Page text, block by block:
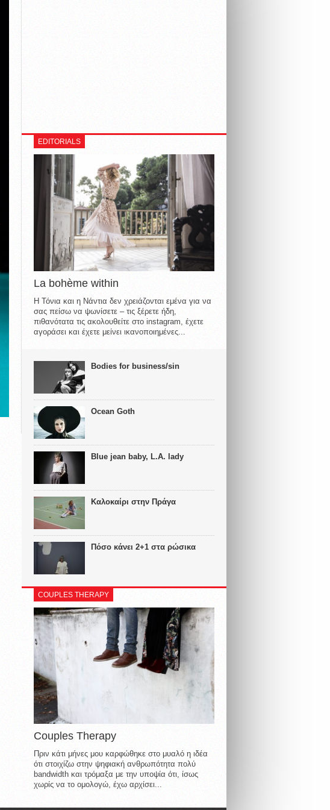
EDITORIALS
La bohème within
Η Τόνια και η Νάντια δεν χρειάζονται εμένα για να
σας πείσω να ψωνίσετε – τις ξέρετε ήδη,
πιθανότατα τις ακολουθείτε στο instagram, έχετε
αγοράσει και έχετε μείνει ικανοποιημένες...
Bodies for business/sin
Ocean Goth
Blue jean baby, L.A. lady
Καλοκαίρι στην Πράγα
Πόσο κάνει 2+1 στα ρώσικα
COUPLES THERAPY
Couples Therapy
Πριν κάτι μήνες μου καρφώθηκε στο μυαλό η ιδέα
ότι στοιχίζω στην ψηφιακή ανθρωπότητα πολύ
bandwidth και τρόμαξα με την υποψία ότι, ίσως
χωρίς να το ομολογώ, έχω αρχίσει...